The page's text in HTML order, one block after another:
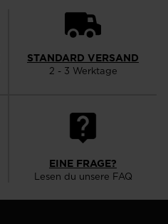
STANDARD VERSAND
2 - 3 Werktage
EINE FRAGE?
Lesen du unsere FAQ